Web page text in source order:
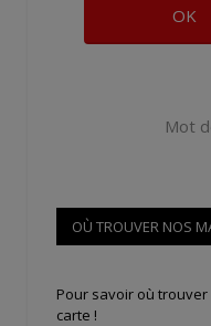
Mot
OÙ TROUVER NOS
Pour savoir où
carte !